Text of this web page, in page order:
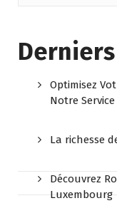
Optimisez
Notre
La richesse
Découvrez
Luxembourg